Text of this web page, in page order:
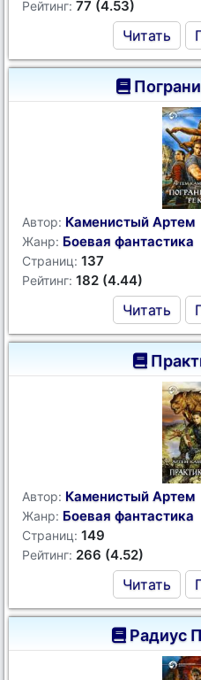
Рейтинг: 77 (4.53)
Читать
Автор: Каменистый Артем
Жанр: Боевая фантастика
Страниц: 137
Рейтинг: 182 (4.44)
Читать
Автор: Каменистый Артем
Жанр: Боевая фантастика
Страниц: 149
Рейтинг: 266 (4.52)
Читать
Радиус